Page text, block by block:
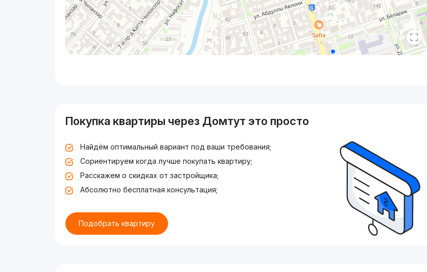
Покупка квартиры через Домтут это просто
Найдём оптимальный вариант под ваши требования;
Сориентируем когда лучше покупать квартиру;
Расскажем о скидках от застройщика;
Абсолютно бесплатная консультация;
Подобрать квартиру